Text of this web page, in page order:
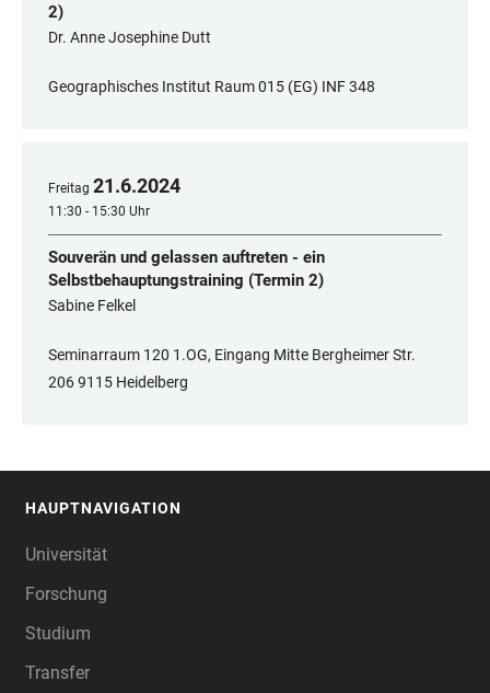
2)
Dr. Anne Josephine Dutt
Geographisches Institut Raum 015 (EG) INF 348
Freitag 21.6.2024
11:30 - 15:30 Uhr
Souverän und gelassen auftreten - ein
Selbstbehauptungstraining (Termin 2)
Sabine Felkel
Seminarraum 120 1.OG, Eingang Mitte Bergheimer Str.
206 9115 Heidelberg
HAUPTNAVIGATION
Universität
Forschung
Studium
Transfer